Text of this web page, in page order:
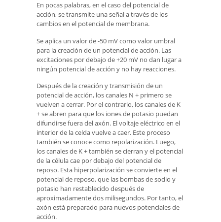
En pocas palabras, en el caso del potencial de
acción, se transmite una señal a través de los
cambios en el potencial de membrana.
Se aplica un valor de -50 mV como valor umbral
para la creación de un potencial de acción. Las
excitaciones por debajo de +20 mV no dan lugar a
ningún potencial de acción y no hay reacciones.
Después de la creación y transmisión de un
potencial de acción, los canales N + primero se
vuelven a cerrar. Por el contrario, los canales de K
+ se abren para que los iones de potasio puedan
difundirse fuera del axón. El voltaje eléctrico en el
interior de la celda vuelve a caer. Este proceso
también se conoce como repolarización. Luego,
los canales de K + también se cierran y el potencial
de la célula cae por debajo del potencial de
reposo. Esta hiperpolarización se convierte en el
potencial de reposo, que las bombas de sodio y
potasio han restablecido después de
aproximadamente dos milisegundos. Por tanto, el
axón está preparado para nuevos potenciales de
acción.